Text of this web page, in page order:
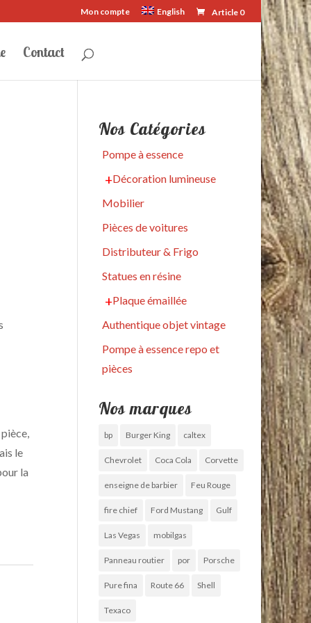
Mon compte English Article 0
Contact
le
la
Nos Catégories
Pompe à essence
Décoration lumineuse
Mobilier
Pièces de voitures
Distributeur & Frigo
Statues en résine
Plaque émaillée
Authentique objet vintage
Pompe à essence repo et
pièces
Nos marques
bp Burger King caltex
Chevrolet Coca Cola Corvette
enseigne de barbier Feu Rouge
fire chief Ford Mustang Gulf
Las Vegas mobilgas
Panneau routier por Porsche
Pure fina Route 66 Shell
Texaco